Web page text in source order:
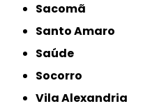
Sacomã
Santo Amaro
Saúde
Socorro
Vila Alexandria